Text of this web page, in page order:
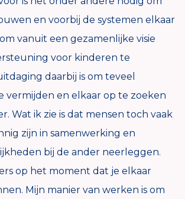
en voorbij de systemen elkaar
vanuit een gezamenlijke visie
voor kinderen te
daarbij is om teveel
vermijden en elkaar op te zoeken
Wat ik zie is dat mensen toch vaak
zijn in samenwerking en
bij de ander neerleggen.
op het moment dat je elkaar
Mijn manier van werken is om